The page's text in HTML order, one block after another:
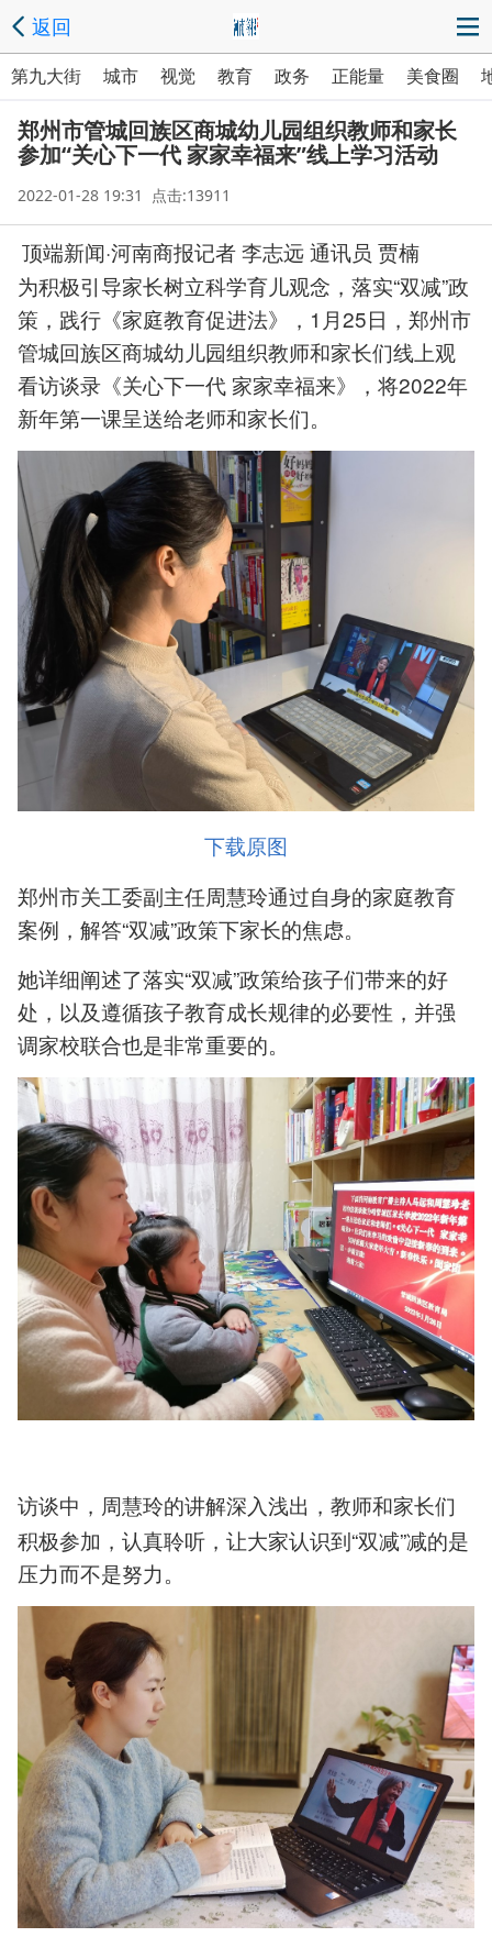
返回
第九大街 城市 视觉 教育 政务 正能量 美食圈
郑州市管城回族区商城幼儿园组织教师和家长
参加“关心下一代 家家幸福来”线上学习活动
2022-01-28 19:31 点击:13911
顶端新闻·河南商报记者 李志远 通讯员 贾楠
为积极引导家长树立科学育儿观念，落实“双减”政
策，践行《家庭教育促进法》，1月25日，郑州市
管城回族区商城幼儿园组织教师和家长们线上观
看访谈录《关心下一代 家家幸福来》，将2022年
新年第一课呈送给老师和家长们。
下载原图
郑州市关工委副主任周慧玲通过自身的家庭教育
案例，解答“双减”政策下家长的焦虑。
她详细阐述了落实“双减”政策给孩子们带来的好
处，以及遵循孩子教育成长规律的必要性，并强
调家校联合也是非常重要的。
访谈中， 周慧玲的讲解深入浅出，教师和家长们
积极参加，认真聆听，让大家认识到“双减”减的是
压力而不是努力。